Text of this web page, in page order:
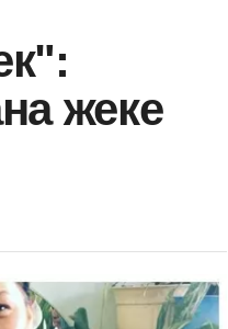
жеке